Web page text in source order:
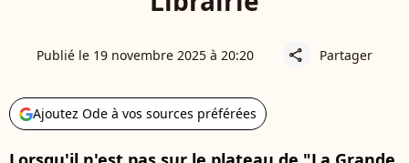
Publié le 19 novembre 2025 à 20:20 share Partager
Ajoutez Ode à vos sources préférées